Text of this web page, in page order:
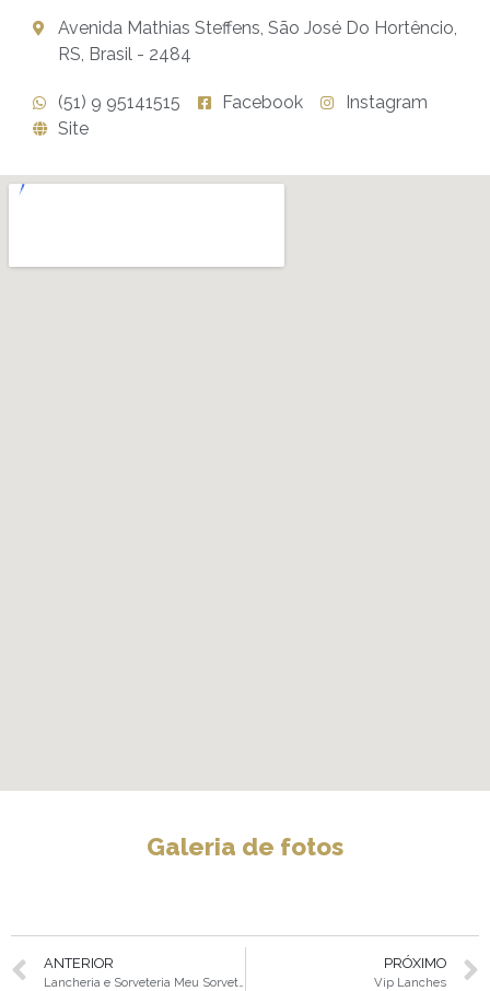
Avenida Mathias Steffens, São José Do Hortêncio,
RS, Brasil - 2484
(51) 9 95141515 Facebook
Instagram
Site
Galeria de fotos
ANTERIOR
Lancheria e Sorveteria Meu Sorvete
PRÓXIMO
Vip Lanches